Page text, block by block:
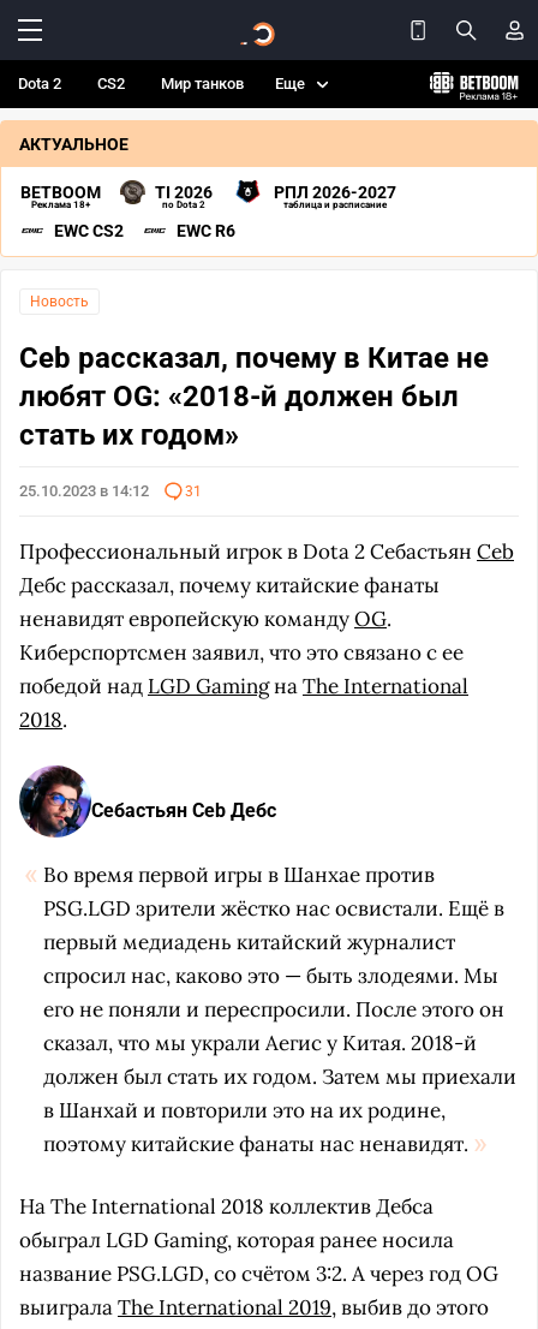
Dota 2 CS2 Мир танков Еще
АКТУАЛЬНОЕ
BETBOOM
Реклама 18+
TI 2026
по Dota 2
РПЛ 2026-2027
таблица и расписание
EWC CS2 EWC R6
Новость
Ceb рассказал, почему в Китае не
любят OG: «2018-й должен был
стать их годом»
25.10.2023 в 14:12 31
Профессиональный игрок в Dota 2 Себастьян Ceb
Дебс рассказал, почему китайские фанаты
ненавидят европейскую командуOG.
Киберспортсмен заявил, что это связано с ее
победой над LGD GamingнаThe International
2018.
Себастьян Ceb Дебс
Во время первой игры в Шанхае против
PSG.LGD зрители жёстко нас освистали. Ещё в
первый медиадень китайский журналист
спросил нас, каково это — быть злодеями. Мы
его не поняли и переспросили. После этого он
сказал, что мы украли Аегис у Китая. 2018-й
должен был стать их годом. Затем мы приехали
в Шанхай и повторили это на их родине,
поэтому китайские фанаты нас ненавидят.
На The International 2018 коллектив Дебса
обыграл LGD Gaming, которая ранее носила
название PSG.LGD, со счётом 3:2. А через год OG
выигралаThe International 2019, выбив до этого